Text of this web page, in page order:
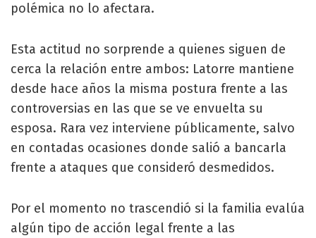
polémica no lo afectara.
Esta actitud no sorprende a quienes siguen de
cerca la relación entre ambos: Latorre mantiene
desde hace años la misma postura frente a las
controversias en las que se ve envuelta su
esposa. Rara vez interviene públicamente, salvo
en contadas ocasiones donde salió a bancarla
frente a ataques que consideró desmedidos.
Por el momento no trascendió si la familia evalúa
algún tipo de acción legal frente a las